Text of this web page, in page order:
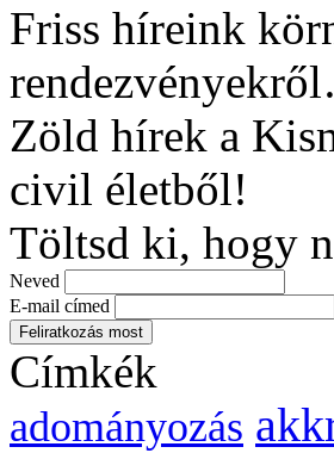
Friss híreink
Zöld hírek a
civil életből!
Töltsd ki, hogy
Neved
E-mail címed
Címkék
adományozás